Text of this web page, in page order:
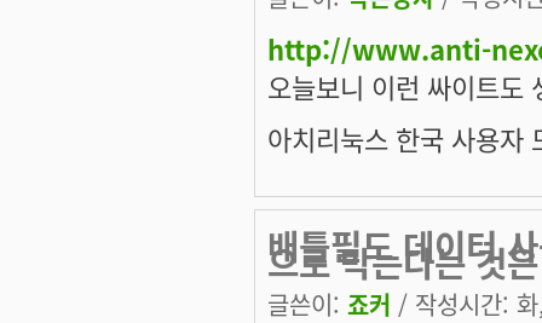
http://www.anti-
오늘보니 이런 싸이트도
아치리눅스 한국 사용자
배틀필드 데이터
으로 막는다는 것
글쓴이: 죠커 / 작성시간: